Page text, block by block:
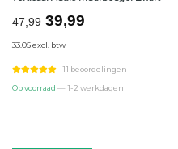
47,99 Oorspronkelijke
was:
€47,99.
39,99Huidige
€39,99.
33.05 excl. btw
11 beoordelingen
Op voorraad — 1-2 werkdagen